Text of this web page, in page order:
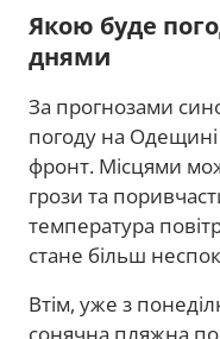
Якою буде
днями
За прогнозами
погоду на
фронт. Місцями
грози та
температура
стане більш
Втім, уже з